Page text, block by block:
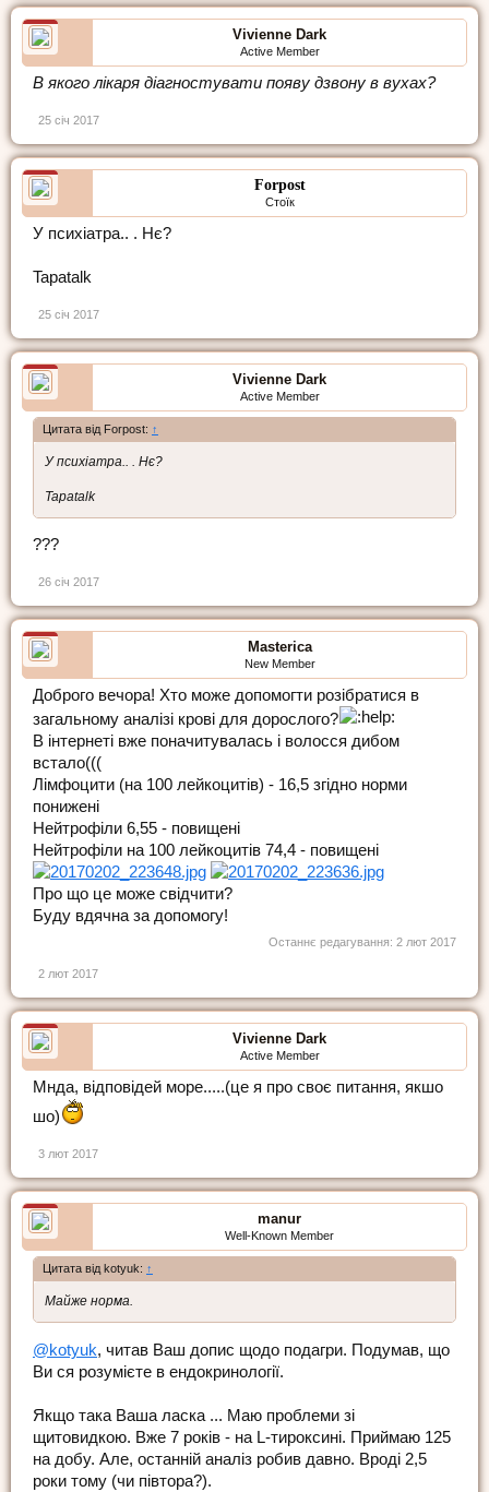
Vivienne Dark
Active Member
В якого лікаря діагностувати появу дзвону в вухах?
25 січ 2017
Forpost
Стоїк
У психіатра.. . Нє?
Tapatalk
25 січ 2017
Vivienne Dark
Active Member
Цитата від Forpost: ↑
У психіатра.. . Нє?
Tapatalk
???
26 січ 2017
Masterica
New Member
Доброго вечора! Хто може допомогти розібратися в
загальному аналізі крові для дорослого?
В інтернеті вже поначитувалась і волосся дибом
встало(((
Лімфоцити (на 100 лейкоцитів) - 16,5 згідно норми
понижені
Нейтрофіли 6,55 - повищені
Нейтрофіли на 100 лейкоцитів 74,4 - повищені
Про що це може свідчити?
Буду вдячна за допомогу!
Останнє редагування: 2 лют 2017
2 лют 2017
Vivienne Dark
Active Member
Мнда, відповідей море.....(це я про своє питання, якшо
шо)
3 лют 2017
manur
Well-Known Member
Цитата від kotyuk: ↑
Майже норма.
@kotyuk, читав Ваш допис щодо подагри. Подумав, що
Ви ся розумієте в ендокринології.
Якщо така Ваша ласка ... Маю проблеми зі
щитовидкою. Вже 7 років - на L-тироксині. Приймаю 125
на добу. Але, останній аналіз робив давно. Вроді 2,5
роки тому (чи півтора?).